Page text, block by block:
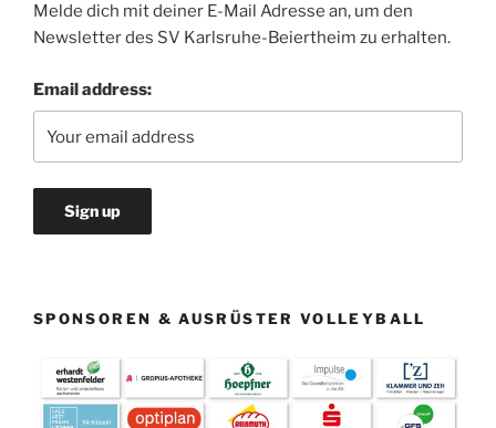
Melde dich mit deiner E-Mail Adresse an, um den
Newsletter des SV Karlsruhe-Beiertheim zu erhalten.
Email address:
SPONSOREN & AUSRÜSTER VOLLEYBALL